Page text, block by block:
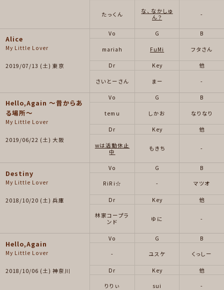
たっくん
な、なかしゅ
ん？
-
Alice
My Little Lover
2019/07/13 (土) 東京
Vo
mariah
G
FuMi
B
フタさん
Dr
さいとーさん
Key
まー
他
-
Hello,Again ～昔からあ
る場所～
My Little Lover
2019/06/22 (土) 大阪
Vo
temu
G
しかお
B
なりなり
Dr
wは活動休止
中
Key
もきち
他
-
Destiny
My Little Lover
2018/10/20 (土) 兵庫
Vo
RiRi☆
G
-
B
マツオ
Dr
林家コープラ
ンド
Key
ゆに
他
-
Hello,Again
My Little Lover
2018/10/06 (土) 神奈川
Vo
-
G
ユスケ
B
くっしー
Dr
りりぃ
Key
sui
他
-